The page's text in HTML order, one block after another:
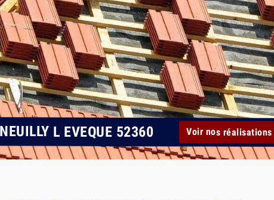
L EVEQUE 52360 Voir nos réalisations